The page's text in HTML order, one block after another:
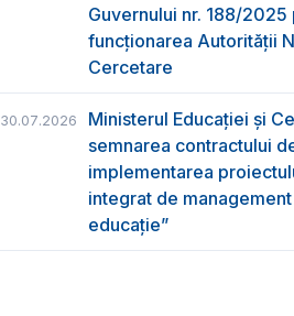
Guvernului nr. 188/
funcţionarea Autorităţii
Cercetare
30.07.2026
Ministerul Educației și
semnarea contractului
implementarea
integrat de
educație”